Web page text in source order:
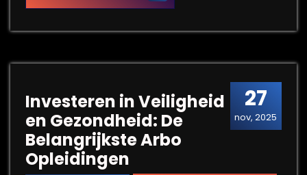
27
nov, 2025
Investeren in Veiligheid
en Gezondheid: De
Belangrijkste Arbo
Opleidingen